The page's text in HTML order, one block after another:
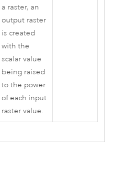
a raster, an
output raster
is created
with the
scalar value
being raised
to the power
of each input
raster value.